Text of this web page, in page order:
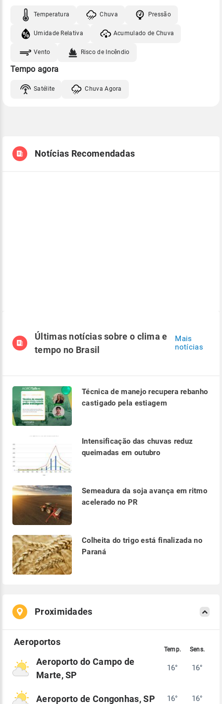
Temperatura Chuva Pressão
Umidade Relativa Acumulado de Chuva
Vento Risco de Incêndio
Tempo agora
Satélite Chuva Agora
Notícias Recomendadas
Últimas notícias sobre o clima e
tempo no Brasil
Mais
notícias
Técnica de manejo recupera rebanho
castigado pela estiagem
Intensificação das chuvas reduz
queimadas em outubro
Semeadura da soja avança em ritmo
acelerado no PR
Colheita do trigo está finalizada no
Paraná
Proximidades
Aeroporto do Campo de
Marte, SP
16° 16°
Aeroporto de Congonhas, SP 16° 16°